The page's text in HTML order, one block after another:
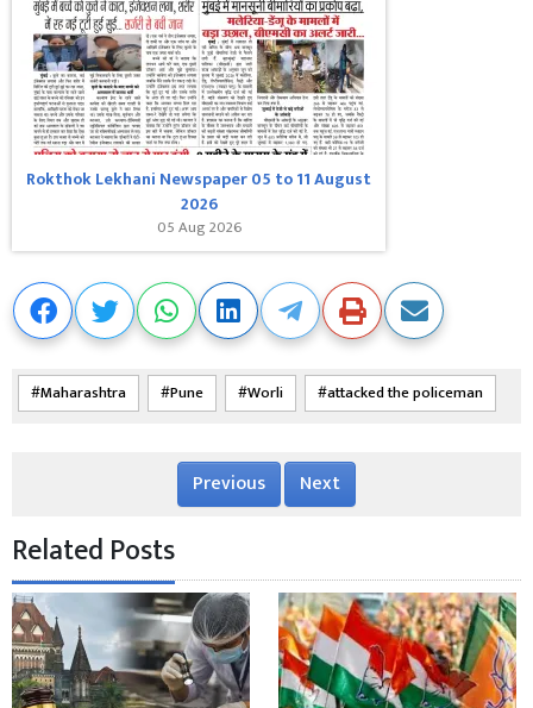
Rokthok Lekhani Newspaper 05 to 11 August
2026
05 Aug 2026
Maharashtra Pune Worli attacked the policeman
Previous Next
Related Posts